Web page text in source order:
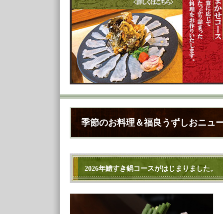
季節のお料理＆福良うずしおニュ
2026年鱧すき鍋コースがはじまりました。